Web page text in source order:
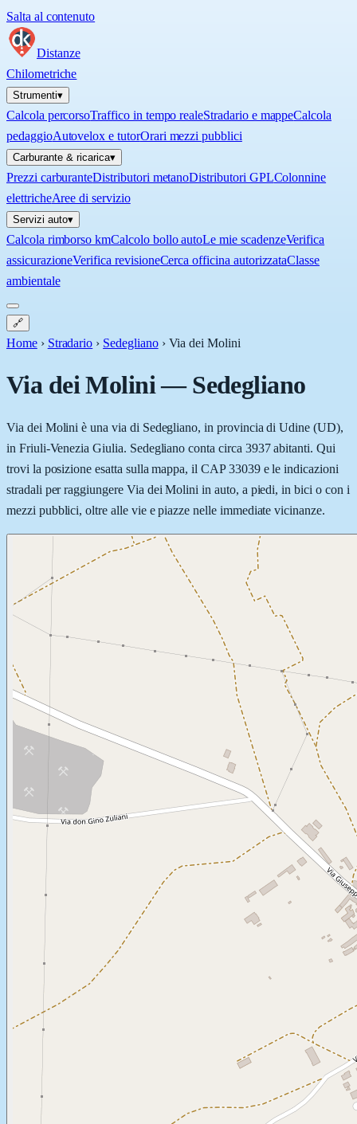
Salta al contenuto
Distanze
Chilometriche
Strumenti▾
Calcola percorsoTraffico in tempo realeStradario e mappeCalcola
pedaggioAutovelox e tutorOrari mezzi pubblici
Carburante & ricarica▾
Prezzi carburanteDistributori metanoDistributori GPLColonnine
elettricheAree di servizio
Servizi auto▾
Calcola rimborso kmCalcolo bollo autoLe mie scadenzeVerifica
assicurazioneVerifica revisioneCerca officina autorizzataClasse
ambientale
🔗
Home › Stradario › Sedegliano › Via dei Molini
Via dei Molini—Sedegliano
Via dei Molini è una via di Sedegliano, in provincia di Udine (UD),
in Friuli-Venezia Giulia. Sedegliano conta circa 3937 abitanti. Qui
trovi la posizione esatta sulla mappa, il CAP 33039 e le indicazioni
stradali per raggiungere Via dei Molini in auto, a piedi, in bici o con i
mezzi pubblici, oltre alle vie e piazze nelle immediate vicinanze.